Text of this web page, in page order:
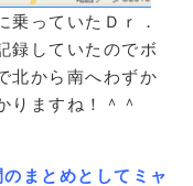
乗っていたＤｒ．
録していたのでボ
北から南へわずか
りますね！＾＾
まとめとしてミャ